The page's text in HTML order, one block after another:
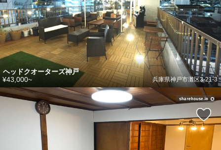
ヘッドクオーターズ神戸
兵庫県神戸市灘区3-21-3
¥43,000~